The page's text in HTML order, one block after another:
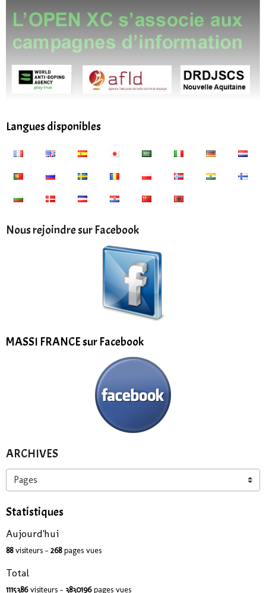
Langues disponibles
Nous rejoindre sur Facebook
MASSI FRANCE sur Facebook
ARCHIVES
Statistiques
Aujourd'hui
88visiteurs - 268pages vues
Total
1115386visiteurs - 3830196pages vues